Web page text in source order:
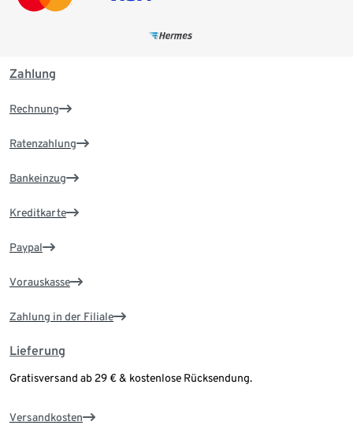
Zahlung
Rechnung
Ratenzahlung
Bankeinzug
Kreditkarte
Paypal
Vorauskasse
Zahlung in der Filiale
Lieferung
Gratisversand ab 29 € & kostenlose Rücksendung.
Versandkosten